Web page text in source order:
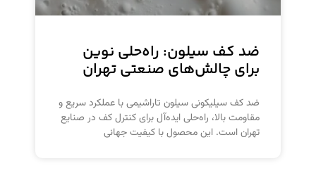
ضد کف سیلون: راه‌حلی نوین
برای چالش‌های صنعتی تهران
ضد کف سیلیکونی سیلون تاراشیمی با عملکرد سریع و
مقاومت بالا، راه‌حلی ایده‌آل برای کنترل کف در صنایع
تهران است. این محصول با کیفیت جهانی